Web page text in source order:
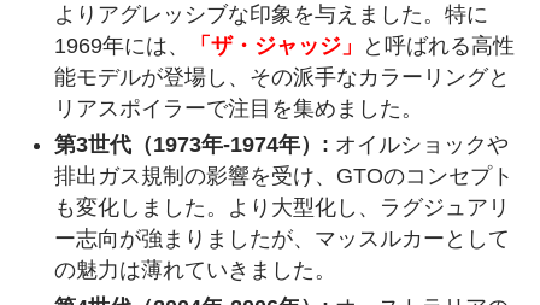
よりアグレッシブな印象を与えました。特に
1969年には、
「ザ・ジャッジ」
と呼ばれる高性
能モデルが登場し、その派手なカラーリングと
リアスポイラーで注目を集めました。
第3世代（1973年-1974年）: オイルショックや
排出ガス規制の影響を受け、GTOのコンセプト
も変化しました。より大型化し、ラグジュアリ
ー志向が強まりましたが、マッスルカーとして
の魅力は薄れていきました。